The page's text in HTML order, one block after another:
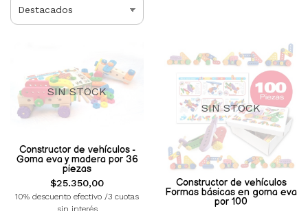
SIN STOCK
Constructor de vehículos -
Goma eva y madera por 36
piezas
$25.350,00
10% descuento efectivo /3 cuotas
sin interés
SIN STOCK
Constructor de vehículos
Formas básicas en goma eva
por 100